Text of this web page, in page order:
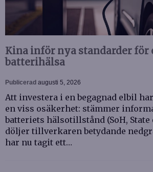
Kina inför nya standarder för
batterihälsa
Publicerad augusti 5, 2026
Att investera i en begagnad elbil
en viss osäkerhet: stämmer
batteriets hälsotillstånd (SoH, State
döljer tillverkaren betydande
har nu tagit ett…